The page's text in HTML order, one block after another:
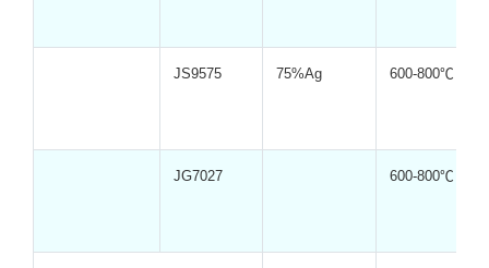
JS9575 75%Ag 600-800℃
JG7027 600-800℃